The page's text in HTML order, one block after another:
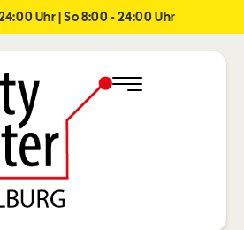
Uhr | So 8:00 - 24:00 Uhr